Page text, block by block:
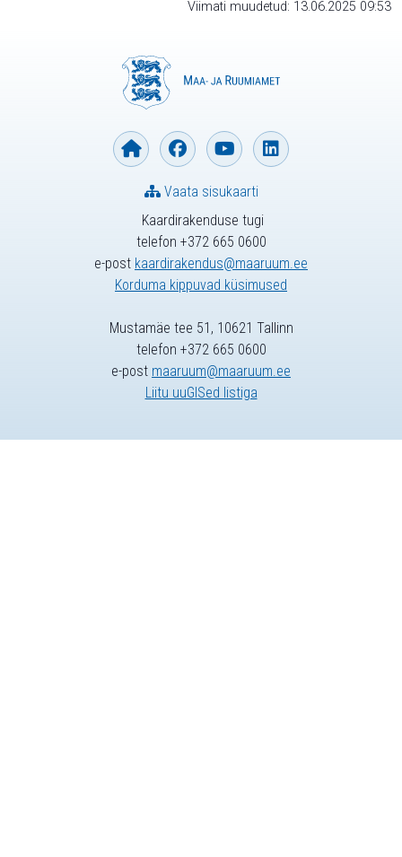
Viimati muudetud: 13.06.2025 09:53
Kaardirakenduse tugi
telefon +372 665 0600
e-post kaardirakendus@maaruum.ee
Korduma kippuvad küsimused
Vaata sisukaarti
Mustamäe tee 51, 10621 Tallinn
telefon +372 665 0600
e-post maaruum@maaruum.ee
Liitu uuGISed listiga